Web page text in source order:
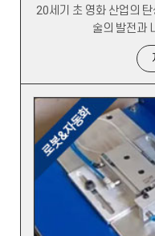
20세기 초 영화 산업의
술의 발전과